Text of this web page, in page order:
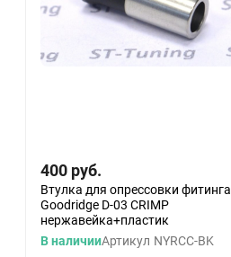
400 руб.
Втулка для опрессовки фитинга
Goodridge D-03 CRIMP
нержавейка+пластик
В наличииАртикул NYRCC-BK